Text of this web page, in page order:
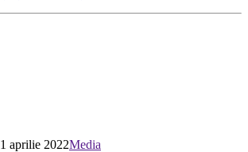
1 aprilie 2022Media